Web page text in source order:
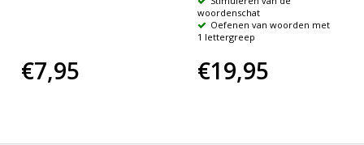
€7,95
woordenschat
Oefenen van woorden met
1 lettergreep
€19,95